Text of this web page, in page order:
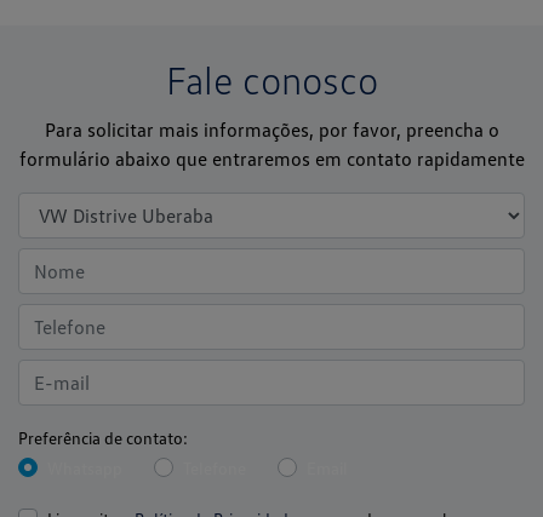
Fale conosco
Para solicitar mais informações, por favor, preencha o
formulário abaixo que entraremos em contato rapidamente
Preferência de contato:
Li e aceito a Política de Privacidade e concordo em receber